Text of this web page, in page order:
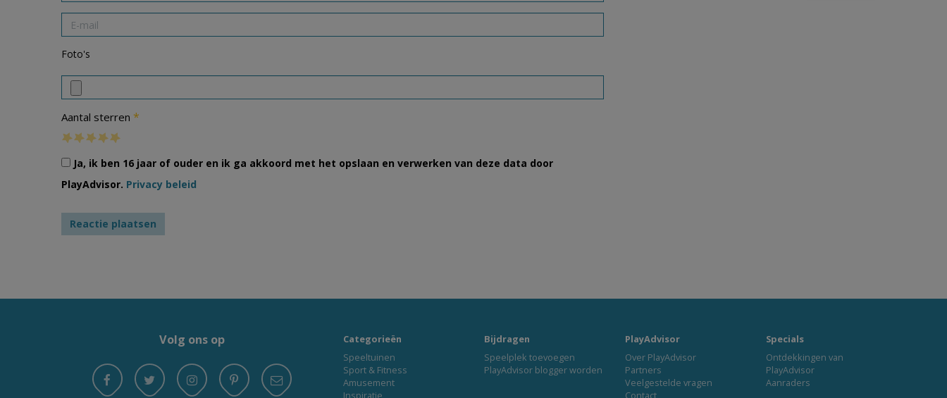
Foto's
Aantal sterren *
Ja, ik ben 16 jaar of ouder en ik ga akkoord met het opslaan en verwerken van deze data door
PlayAdvisor. Privacy beleid
Volg ons op
Categorieën
Speeltuinen
Sport & Fitness
Amusement
Inspiratie
Bijdragen
Speelplek toevoegen
PlayAdvisor blogger worden
PlayAdvisor
Over PlayAdvisor
Partners
Veelgestelde vragen
Contact
Specials
Ontdekkingen van
PlayAdvisor
Aanraders